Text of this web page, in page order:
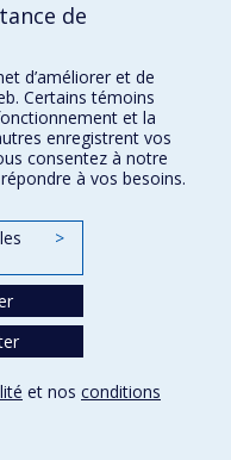
physique
de
d’améliorer et de
Certains témoins
et la
enregistrent vos
consentez à notre
à vos besoins.
>
et nos conditions